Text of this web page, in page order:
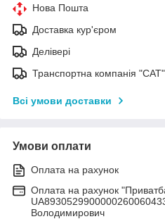
Нова Пошта
Доставка кур'єром
Делівері
Транспортна компанія "САТ"
Всі умови доставки
Умови оплати
Оплата на рахунок
Оплата на рахунок
Володимирович